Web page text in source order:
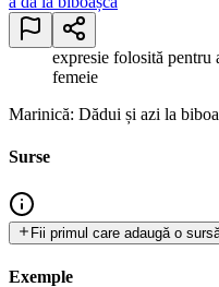
expresie folosită pentru
femeie
Marinică: Dădui și azi la
Surse
Fii primul care adaugă o
Exemple